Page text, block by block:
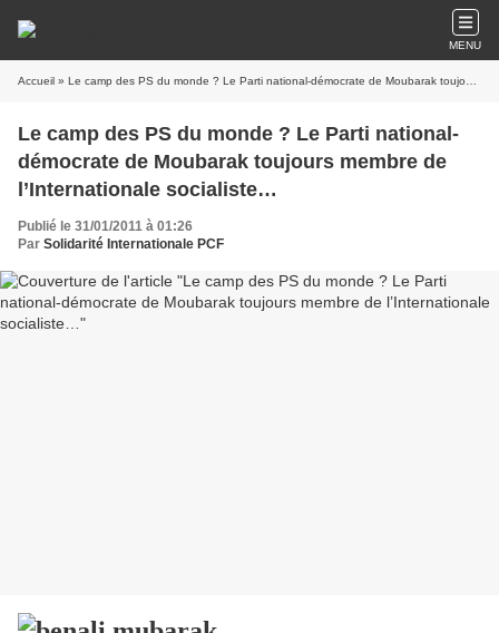
MENU
Accueil » Le camp des PS du monde ? Le Parti national-démocrate de Moubarak toujours membre de l’Internationale socialiste…
Le camp des PS du monde ? Le Parti national-
démocrate de Moubarak toujours membre de
l’Internationale socialiste…
Publié le 31/01/2011 à 01:26
Par Solidarité Internationale PCF